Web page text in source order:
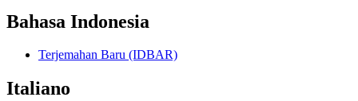
Bahasa Indonesia
Terjemahan Baru (IDBAR)
Italiano